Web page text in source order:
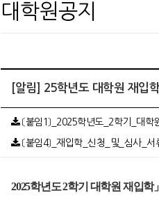
대학원공지
[알림] 25학년도 대학원 재입
〔붙임1〕_2025학년도_2학기_대
〔붙임4〕_재입학_신청_및_심사_
2025학년도2학기 대학원 재입학